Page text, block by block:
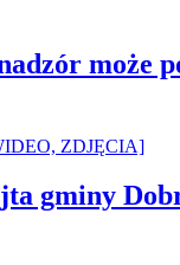
może
gminy